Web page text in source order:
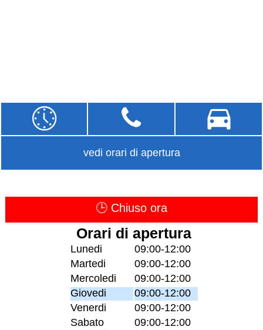
vedi orari di apertura
🕒 Chiuso ora
Orari di apertura
Lunedi
09:00-12:00
Martedi
09:00-12:00
Mercoledi
09:00-12:00
Giovedi
09:00-12:00
Venerdi
09:00-12:00
Sabato
09:00-12:00